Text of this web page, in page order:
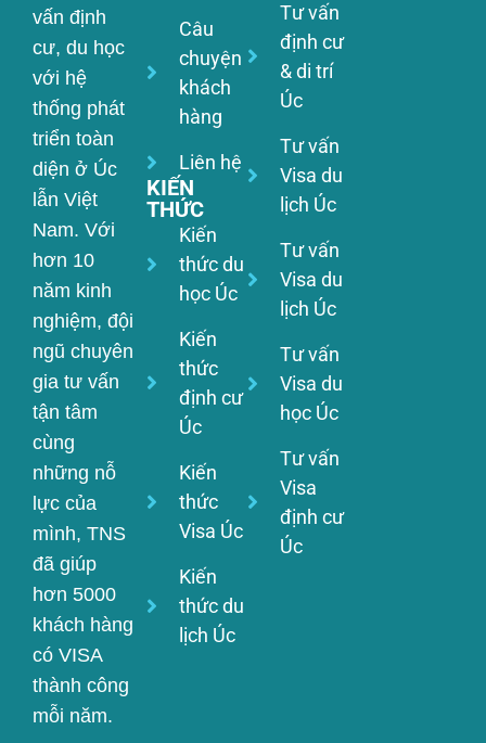
vấn định
cư, du học
với hệ
thống phát
triển toàn
diện ở Úc
lẫn Việt
Nam. Với
hơn 10
năm kinh
nghiệm, đội
ngũ chuyên
gia tư vấn
tận tâm
cùng
những nỗ
lực của
mình, TNS
đã giúp
hơn 5000
khách hàng
có VISA
thành công
mỗi năm.
Câu
chuyện
khách
hàng
Liên hệ
KIẾN
THỨC
Kiến
thức du
học Úc
Kiến
thức
định cư
Úc
Kiến
thức
Visa Úc
Kiến
thức du
lịch Úc
Tư vấn
định cư
& di trí
Úc
Tư vấn
Visa du
lịch Úc
Tư vấn
Visa du
lịch Úc
Tư vấn
Visa du
học Úc
Tư vấn
Visa
định cư
Úc